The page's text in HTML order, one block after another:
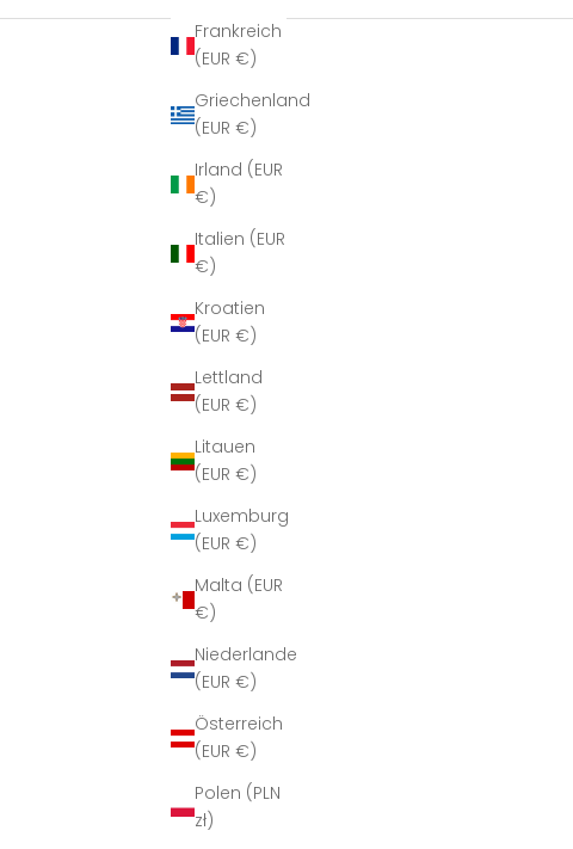
Frankreich
(EUR €)
Griechenland
(EUR €)
Irland (EUR
€)
Italien (EUR
€)
Kroatien
(EUR €)
Lettland
(EUR €)
Litauen
(EUR €)
Luxemburg
(EUR €)
Malta (EUR
€)
Niederlande
(EUR €)
Österreich
(EUR €)
Polen (PLN
zł)